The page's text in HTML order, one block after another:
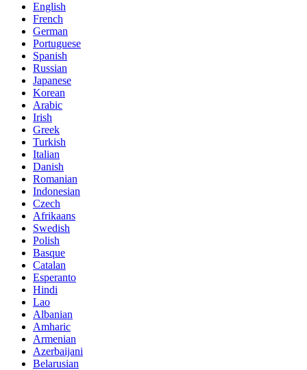
English
French
German
Portuguese
Spanish
Russian
Japanese
Korean
Arabic
Irish
Greek
Turkish
Italian
Danish
Romanian
Indonesian
Czech
Afrikaans
Swedish
Polish
Basque
Catalan
Esperanto
Hindi
Lao
Albanian
Amharic
Armenian
Azerbaijani
Belarusian